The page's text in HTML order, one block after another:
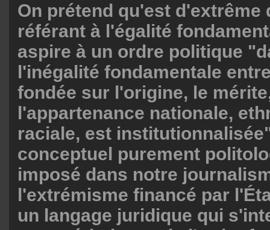
On prétend qu'est d'extrême
référant à l'égalité
aspire à un ordre politique
l'inégalité fondamentale
fondée sur l'origine, le
l'appartenance nationale,
raciale, est
conceptuel purement
imposé dans notre
l'extrémisme financé par
un langage juridique qui